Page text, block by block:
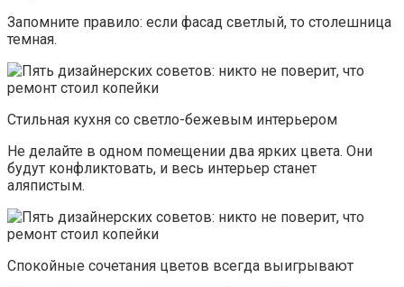
Запомните правило: если фасад светлый, то столешница
темная.
Стильная кухня со светло-бежевым интерьером
Не делайте в одном помещении два ярких цвета. Они
будут конфликтовать, и весь интерьер станет
аляпистым.
Спокойные сочетания цветов всегда выигрывают